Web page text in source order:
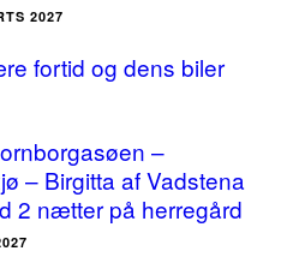
2027
fortid og dens biler
–
– Birgitta af Vadstena
2 nætter på herregård